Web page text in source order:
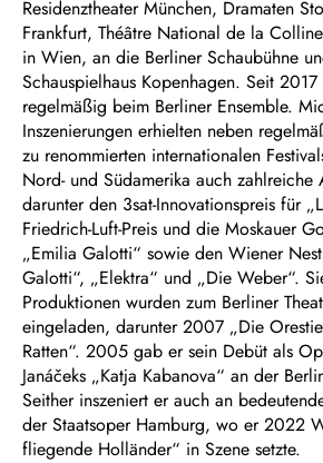
Residenztheater München, Dramaten
Frankfurt, Théâtre National de la
in Wien, an die Berliner Schaubühne
Schauspielhaus Kopenhagen. Seit
regelmäßig beim Berliner Ensemble.
Inszenierungen erhielten neben
zu renommierten internationalen
Nord- und Südamerika auch zahlreiche
darunter den 3sat-Innovationspreis für
Friedrich-Luft-Preis und die Moskauer
„Emilia Galotti“ sowie den Wiener
Galotti“, „Elektra“ und „Die Weber“.
Produktionen wurden zum Berliner
eingeladen, darunter 2007 „Die
Ratten“. 2005 gab er sein Debüt als
Janáčeks „Katja Kabanova“ an der
Seither inszeniert er auch an
der Staatsoper Hamburg, wo er 2022
fliegende Holländer“ in Szene setzte.